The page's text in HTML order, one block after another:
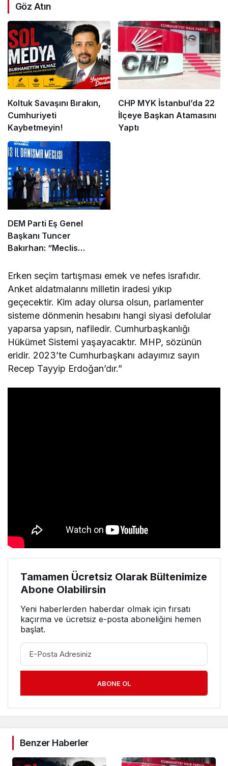
Göz Atın
Koltuk Savaşını Bırakın,
Cumhuriyeti
Kaybetmeyin!
CHP MYK İstanbul’da 22
İlçeye Başkan Atamasını
Yaptı
DEM Parti Eş Genel
Başkanı Tuncer
Bakırhan: “Meclis
yasa çıkarılmalıdır”
Erken seçim tartışması emek ve nefes israfıdır.
Anket aldatmalarını milletin iradesi yıkıp
geçecektir. Kim aday olursa olsun, parlamenter
sisteme dönmenin hesabını hangi siyasi defolular
yaparsa yapsın, nafiledir. Cumhurbaşkanlığı
Hükümet Sistemi yaşayacaktır. MHP, sözünün
eridir. 2023’te Cumhurbaşkanı adayımız sayın
Recep Tayyip Erdoğan’dır.”
Tamamen Ücretsiz Olarak Bültenimize
Abone Olabilirsin
Yeni haberlerden haberdar olmak için fırsatı
kaçırma ve ücretsiz e-posta aboneliğini hemen
başlat.
ABONE OL
Benzer Haberler